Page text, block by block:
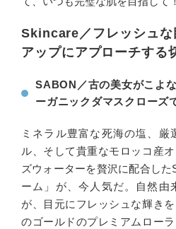
Skincare／フレッシュな
アップにアプローチする
SABON／古の美女がこよ
ーガニックダマスクローズ
ミネラル豊富な死海の塩、厳
ル、そして貴重なモロッコ産
ズウォーターを贅沢に配合し
ーム」が、今人気だ。自然由
が、目元にフレッシュな輝き
のゴールドのプレミアムロー